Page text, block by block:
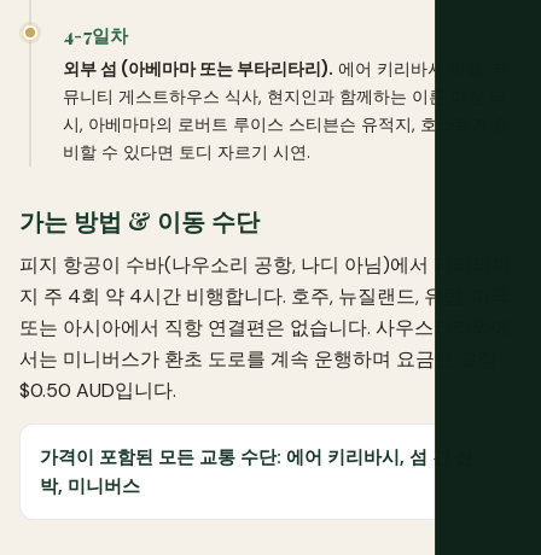
4-7일차
외부 섬 (아베마마 또는 부타리타리). 에어 키리바시 비행; 커
뮤니티 게스트하우스 식사, 현지인과 함께하는 이른 아침 낚
시, 아베마마의 로버트 루이스 스티븐슨 유적지, 호스트가 준
비할 수 있다면 토디 자르기 시연.
가는 방법 & 이동 수단
피지 항공이 수바(나우소리 공항, 나디 아님)에서 타라와까
지 주 4회 약 4시간 비행합니다. 호주, 뉴질랜드, 유럽, 미국
또는 아시아에서 직항 연결편은 없습니다. 사우스타라와에
서는 미니버스가 환초 도로를 계속 운행하며 요금은 고정
$0.50 AUD입니다.
가격이 포함된 모든 교통 수단: 에어 키리바시, 섬 간 선
박, 미니버스